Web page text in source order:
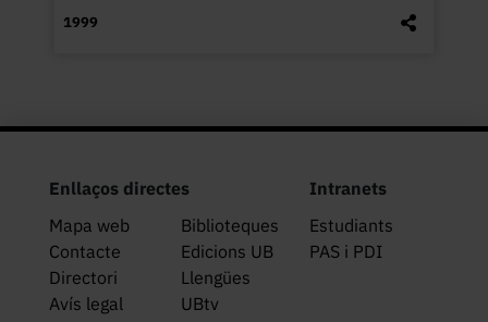
1999
Enllaços directes
Mapa web
Biblioteques
Contacte
Edicions UB
Directori
Llengües
Avís legal
UBtv
Intranets
Estudiants
PAS i PDI